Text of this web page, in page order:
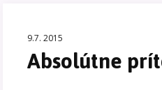
9.7. 2015
Absolútne